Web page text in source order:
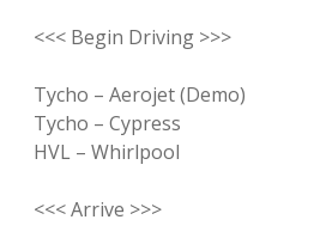
<<< Begin Driving >>>
Tycho – Aerojet (Demo)
Tycho – Cypress
HVL – Whirlpool
<<< Arrive >>>